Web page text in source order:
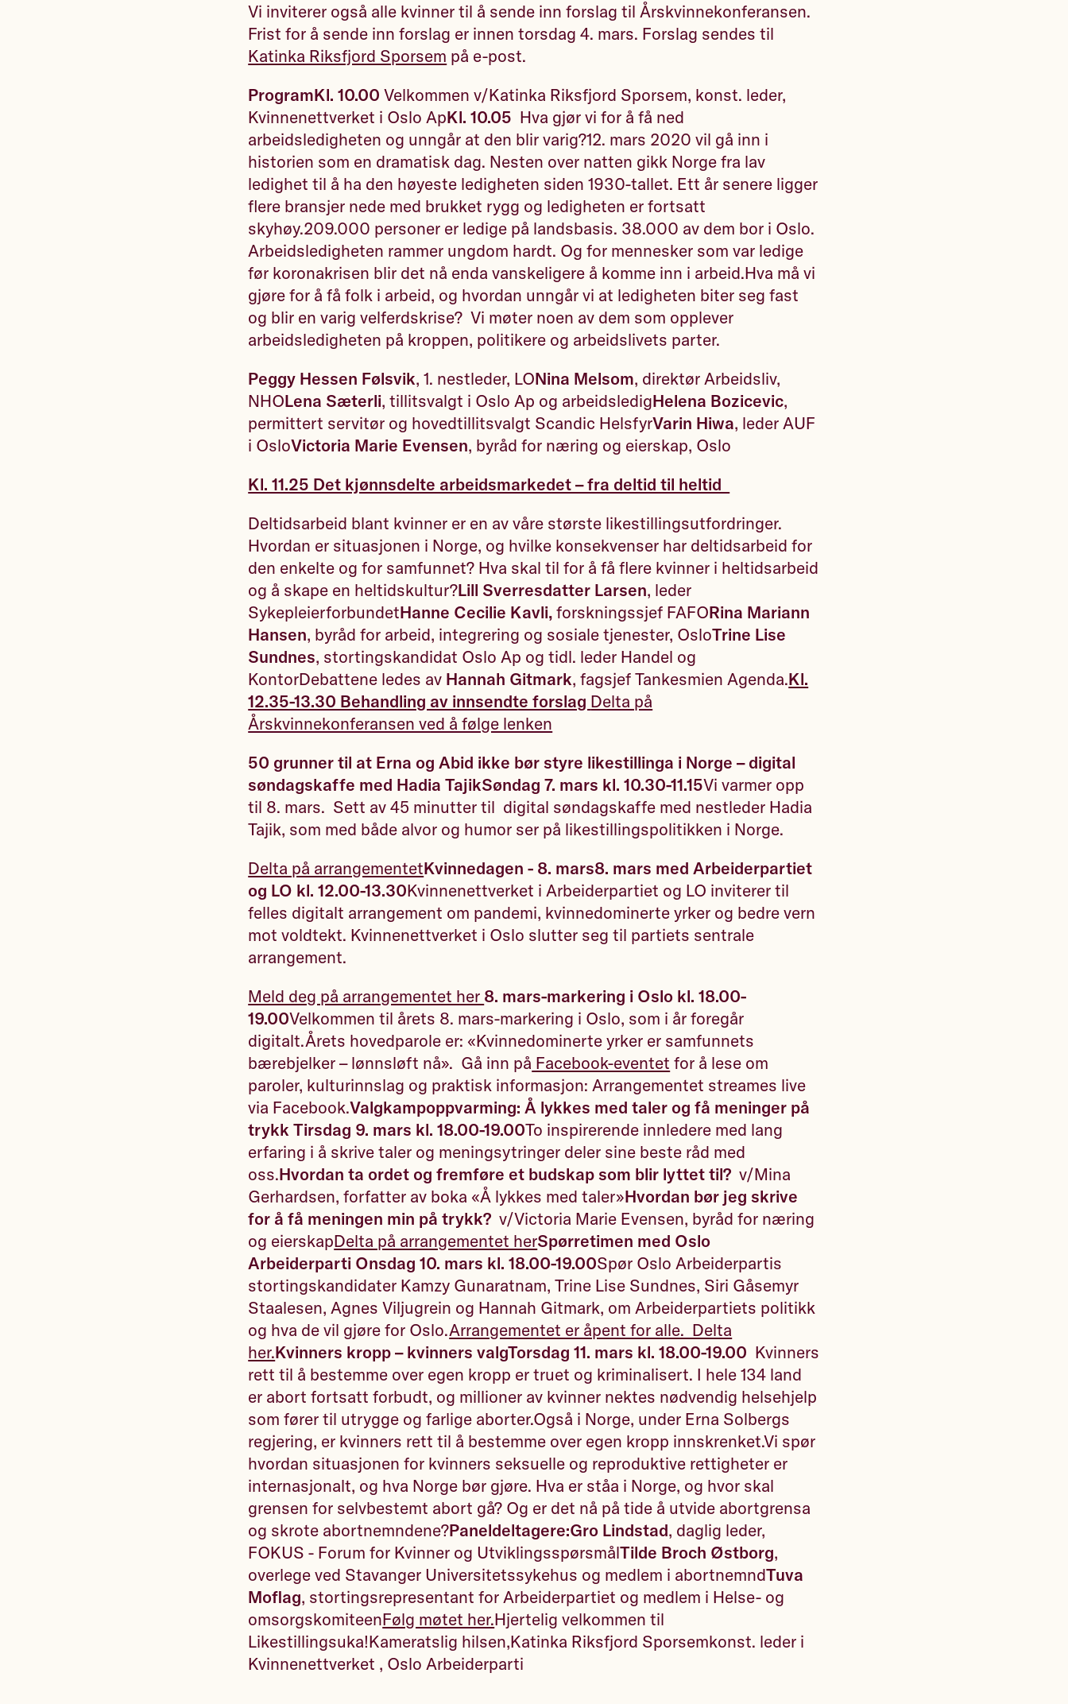
Vi inviterer også alle kvinner til å sende inn forslag til Årskvinnekonferansen.
Frist for å sende inn forslag er innen torsdag 4. mars. Forslag sendes til
Katinka Riksfjord Sporsem på e-post.
ProgramKl. 10.00Velkommen v/Katinka Riksfjord Sporsem, konst. leder,
Kvinnenettverket i Oslo ApKl. 10.05 Hva gjør vi for å få ned
arbeidsledigheten og unngår at den blir varig?12. mars 2020 vil gå inn i
historien som en dramatisk dag. Nesten over natten gikk Norge fra lav
ledighet til å ha den høyeste ledigheten siden 1930-tallet. Ett år senere ligger
flere bransjer nede med brukket rygg og ledigheten er fortsatt
skyhøy.209.000 personer er ledige på landsbasis. 38.000 av dem bor i Oslo.
Arbeidsledigheten rammer ungdom hardt. Og for mennesker som var ledige
før koronakrisen blir det nå enda vanskeligere å komme inn i arbeid.Hva må vi
gjøre for å få folk i arbeid, og hvordan unngår vi at ledigheten biter seg fast
og blir en varig velferdskrise? Vi møter noen av dem som opplever
arbeidsledigheten på kroppen, politikere og arbeidslivets parter.
Peggy Hessen Følsvik, 1. nestleder, LONina Melsom, direktør Arbeidsliv,
NHOLena Sæterli, tillitsvalgt i Oslo Ap og arbeidsledigHelena Bozicevic,
permittert servitør og hovedtillitsvalgt Scandic HelsfyrVarin Hiwa, leder AUF
i OsloVictoria Marie Evensen, byråd for næring og eierskap, Oslo
Kl. 11.25 Det kjønnsdelte arbeidsmarkedet – fra deltid til heltid
Deltidsarbeid blant kvinner er en av våre største likestillingsutfordringer.
Hvordan er situasjonen i Norge, og hvilke konsekvenser har deltidsarbeid for
den enkelte og for samfunnet? Hva skal til for å få flere kvinner i heltidsarbeid
og å skape en heltidskultur?Lill Sverresdatter Larsen, leder
SykepleierforbundetHanne Cecilie Kavli,forskningssjef FAFORina Mariann
Hansen, byråd for arbeid, integrering og sosiale tjenester, OsloTrine Lise
Sundnes, stortingskandidat Oslo Ap og tidl. leder Handel og
KontorDebattene ledes av Hannah Gitmark, fagsjef Tankesmien Agenda.Kl.
12.35-13.30 Behandling av innsendte forslag Delta på
Årskvinnekonferansen ved å følge lenken
50 grunner til at Erna og Abid ikke bør styre likestillinga i Norge – digital
søndagskaffe med Hadia TajikSøndag 7. mars kl. 10.30-11.15Vi varmer opp
til 8. mars. Sett av 45 minutter til digital søndagskaffe med nestleder Hadia
Tajik, som med både alvor og humor ser på likestillingspolitikken i Norge.
Delta på arrangementetKvinnedagen - 8. mars8. mars med Arbeiderpartiet
og LO kl. 12.00-13.30Kvinnenettverket i Arbeiderpartiet og LO inviterer til
felles digitalt arrangement om pandemi, kvinnedominerte yrker og bedre vern
mot voldtekt. Kvinnenettverket i Oslo slutter seg til partiets sentrale
arrangement.
Meld deg på arrangementet her 8. mars-markering i Oslo kl. 18.00-
19.00Velkommen til årets 8. mars-markering i Oslo, som i år foregår
digitalt.Årets hovedparole er: «Kvinnedominerte yrker er samfunnets
bærebjelker – lønnsløft nå». Gå inn på Facebook-eventet for å lese om
paroler, kulturinnslag og praktisk informasjon: Arrangementet streames live
via Facebook.Valgkampoppvarming: Å lykkes med taler og få meninger på
trykkTirsdag 9. mars kl. 18.00-19.00To inspirerende innledere med lang
erfaring i å skrive taler og meningsytringer deler sine beste råd med
oss.Hvordan ta ordet og fremføre et budskap som blir lyttet til? v/Mina
Gerhardsen, forfatter av boka «Å lykkes med taler»Hvordan bør jeg skrive
for å få meningen min på trykk? v/Victoria Marie Evensen, byråd for næring
og eierskapDelta på arrangementet herSpørretimen med Oslo
Arbeiderparti Onsdag 10. mars kl. 18.00-19.00Spør Oslo Arbeiderpartis
stortingskandidater Kamzy Gunaratnam, Trine Lise Sundnes, Siri Gåsemyr
Staalesen, Agnes Viljugrein og Hannah Gitmark, om Arbeiderpartiets politikk
og hva de vil gjøre for Oslo.Arrangementet er åpent for alle. Delta
her.Kvinners kropp – kvinners valgTorsdag 11. mars kl. 18.00-19.00 Kvinners
rett til å bestemme over egen kropp er truet og kriminalisert. I hele 134 land
er abort fortsatt forbudt, og millioner av kvinner nektes nødvendig helsehjelp
som fører til utrygge og farlige aborter.Også i Norge, under Erna Solbergs
regjering, er kvinners rett til å bestemme over egen kropp innskrenket.Vi spør
hvordan situasjonen for kvinners seksuelle og reproduktive rettigheter er
internasjonalt, og hva Norge bør gjøre. Hva er ståa i Norge, og hvor skal
grensen for selvbestemt abort gå? Og er det nå på tide å utvide abortgrensa
og skrote abortnemndene?Paneldeltagere:Gro Lindstad, daglig leder,
FOKUS - Forum for Kvinner og UtviklingsspørsmålTilde Broch Østborg,
overlege ved Stavanger Universitetssykehus og medlem i abortnemndTuva
Moflag, stortingsrepresentant for Arbeiderpartiet og medlem i Helse- og
omsorgskomiteenFølg møtet her.Hjertelig velkommen til
Likestillingsuka!Kameratslig hilsen,Katinka Riksfjord Sporsemkonst. leder i
Kvinnenettverket , Oslo Arbeiderparti